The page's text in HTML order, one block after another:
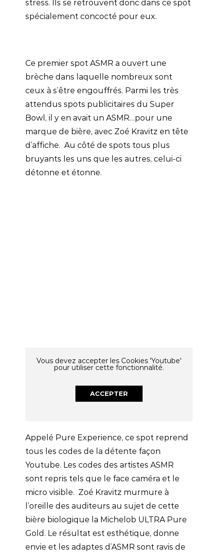
stress. Ils se retrouvent donc dans ce spot
spécialement concocté pour eux.
Ce premier spot ASMR a ouvert une
brèche dans laquelle nombreux sont
ceux à s’être engouffrés. Parmi les très
attendus spots publicitaires du Super
Bowl, il y en avait un ASMR…pour une
marque de bière, avec Zoé Kravitz en tête
d’affiche. Au côté de spots tous plus
bruyants les uns que les autres, celui-ci
détonne et étonne.
Vous devez accepter les Cookies 'Youtube'
pour utiliser cette fonctionnalité.
ACCEPTER
Appelé Pure Experience, ce spot reprend
tous les codes de la détente façon
Youtube. Les codes des artistes ASMR
sont repris tels que le face caméra et le
micro visible. Zoé Kravitz murmure à
l’oreille des auditeurs au sujet de cette
bière biologique la Michelob ULTRA Pure
Gold. Le résultat est esthétique, donne
envie et les adaptes d’ASMR sont ravis de